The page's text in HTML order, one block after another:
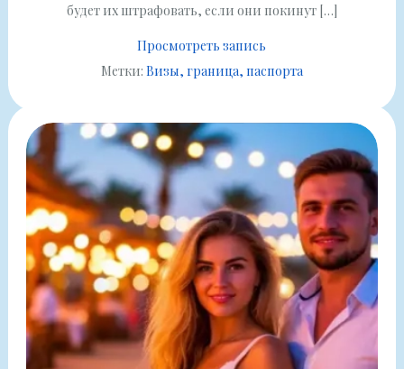
будет их штрафовать, если они покинут […]
Просмотреть запись
Метки: Визы граница паспорта